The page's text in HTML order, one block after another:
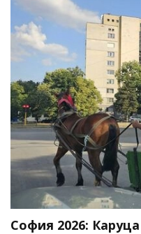
София 2026: